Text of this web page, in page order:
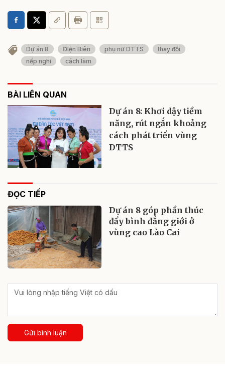
Dự án 8 ĐIện Biên phụ nữ DTTS
thay đổi
nếp nghĩ
cách làm
BÀI LIÊN QUAN
Dự án 8: Khơi dậy tiềm
năng, rút ngắn khoảng
cách phát triển vùng
DTTS
ĐỌC TIẾP
Dự án 8 góp phần thúc
đẩy bình đẳng giới ở
vùng cao Lào Cai
Gửi bình luận